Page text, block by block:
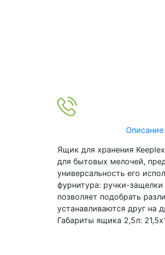
Описание
Ящик для хранения
для бытовых мелочей,
универсальность его
фурнитура: ручки-
позволяет подобрать
устанавливаются друг на
Габариты ящика 2,5л: